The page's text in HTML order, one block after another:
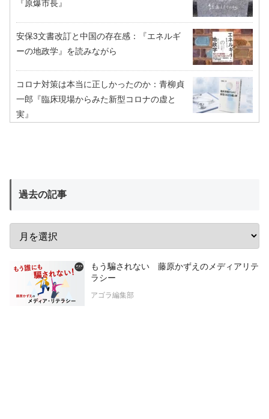
『原爆市長』
安保3文書改訂と中国の存在感：『エネルギ
ーの地政学』を読みながら
コロナ対策は本当に正しかったのか：青柳貞
一郎『臨床現場からみた新型コロナの虚と
実』
過去の記事
もう騙されない 藤原かずえのメディアリテ
ラシー
アゴラ編集部